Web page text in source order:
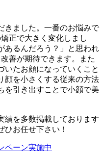
ました。一番のお悩みで
正で大きく変化しまし
あるんだろう？」と思われ
善が期待できます。また
いたお顔になっていくこと
顔を小さくする従来の方法
を引き出すことで小顔で美
績を多数掲載しております
お任せ下さい！